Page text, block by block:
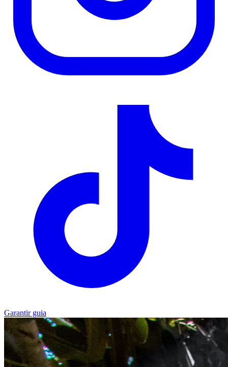
Garantir guia